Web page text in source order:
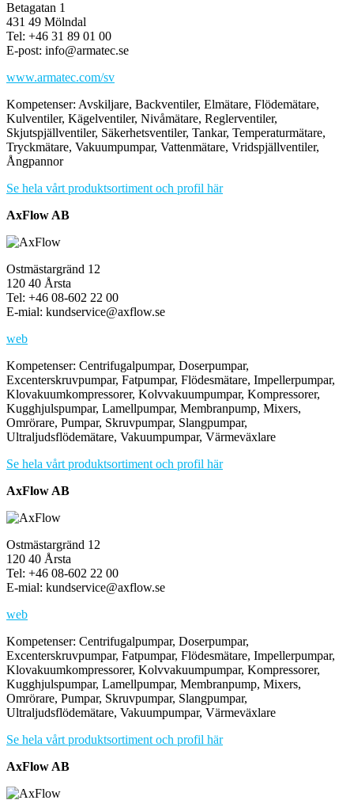
Betagatan 1
431 49 Mölndal
Tel: +46 31 89 01 00
E-post: info@armatec.se
www.armatec.com/sv
Kompetenser: Avskiljare, Backventiler, Elmätare, Flödemätare,
Kulventiler, Kägelventiler, Nivåmätare, Reglerventiler,
Skjutspjällventiler, Säkerhetsventiler, Tankar, Temperaturmätare,
Tryckmätare, Vakuumpumpar, Vattenmätare, Vridspjällventiler,
Ångpannor
Se hela vårt produktsortiment och profil här
AxFlow AB
Ostmästargränd 12
120 40 Årsta
Tel: +46 08-602 22 00
E-mial: kundservice@axflow.se
web
Kompetenser: Centrifugalpumpar, Doserpumpar,
Excenterskruvpumpar, Fatpumpar, Flödesmätare, Impellerpumpar,
Klovakuumkompressorer, Kolvvakuumpumpar, Kompressorer,
Kugghjulspumpar, Lamellpumpar, Membranpump, Mixers,
Omrörare, Pumpar, Skruvpumpar, Slangpumpar,
Ultraljudsflödemätare, Vakuumpumpar, Värmeväxlare
Se hela vårt produktsortiment och profil här
AxFlow AB
Ostmästargränd 12
120 40 Årsta
Tel: +46 08-602 22 00
E-mial: kundservice@axflow.se
web
Kompetenser: Centrifugalpumpar, Doserpumpar,
Excenterskruvpumpar, Fatpumpar, Flödesmätare, Impellerpumpar,
Klovakuumkompressorer, Kolvvakuumpumpar, Kompressorer,
Kugghjulspumpar, Lamellpumpar, Membranpump, Mixers,
Omrörare, Pumpar, Skruvpumpar, Slangpumpar,
Ultraljudsflödemätare, Vakuumpumpar, Värmeväxlare
Se hela vårt produktsortiment och profil här
AxFlow AB